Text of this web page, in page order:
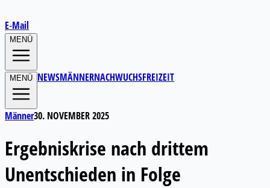
E‑Mail
MENÜ
MENÜ NEWSMÄNNERNACHWUCHSFREIZEIT
Männer30. NOVEMBER 2025
Ergebniskrise nach drittem
Unentschieden in Folge